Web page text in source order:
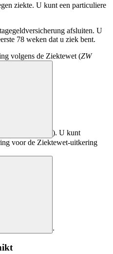
ziekte. U kunt een particuliere
afsluiten. U
78 weken dat u ziek bent.
volgens de Ziektewet (ZW
). U kunt
voor de Ziektewet-uitkering
.